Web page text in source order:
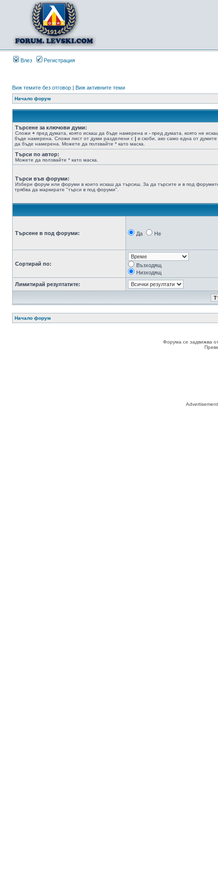
Влез Регистрация
Виж темите без отговор | Виж активните теми
Начало форум
Търсене за ключови думи:
Сложи + пред думата, която искаш да бъде намерена и - пред думата, която не
бъде намерена. Сложи лист от думи разделени с | в скоби, ако само една от думите
да бъде намерена. Можете да ползвайте * като маска.
Търси по автор:
Можете да ползвайте * като маска.
Търси във форуми:
Избери форум или форуми в които искаш да търсиш. За да търсите и в под
трябва да маркирате "търси в под форуми".
Търсене в под форуми: Да Не
Сортирай по:
Възходящ
Низходящ
Лимитирай резултатите:
Начало форум
Форума се задвижва